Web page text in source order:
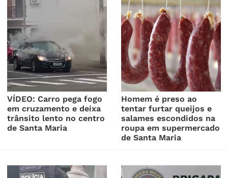
VÍDEO: Carro pega fogo
em cruzamento e deixa
trânsito lento no centro
de Santa Maria
Homem é preso ao
tentar furtar queijos e
salames escondidos na
roupa em supermercado
de Santa Maria